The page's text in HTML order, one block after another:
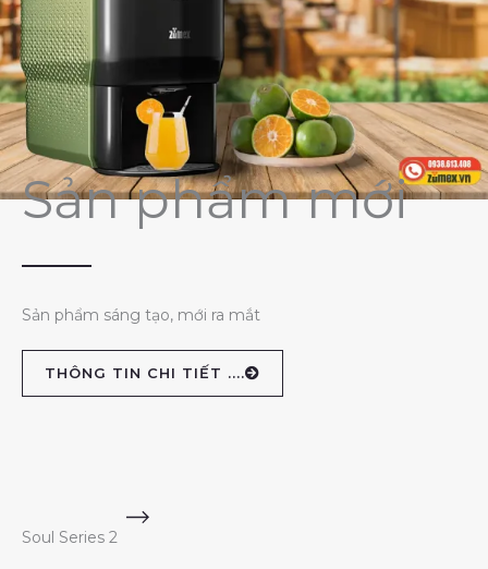
Sản phẩm mới
Sản phẩm sáng tạo, mới ra mắt
THÔNG TIN CHI TIẾT ....
Soul Series 2